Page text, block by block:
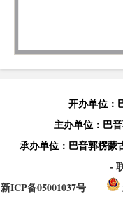
开办单位：
主办单位：巴
承办单位：巴音郭楞蒙
-
新ICP备05001037号